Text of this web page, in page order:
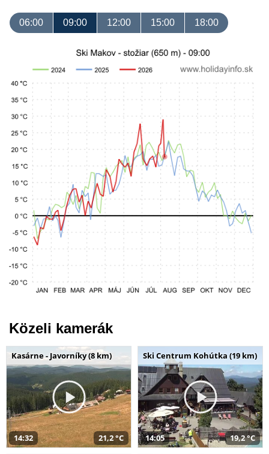
06:00 09:00 12:00 15:00 18:00
Közeli kamerák
Kasárne - Javorníky (8 km)
14:32 21,2 °C
Ski Centrum Kohútka (19 km)
14:05 19,2 °C